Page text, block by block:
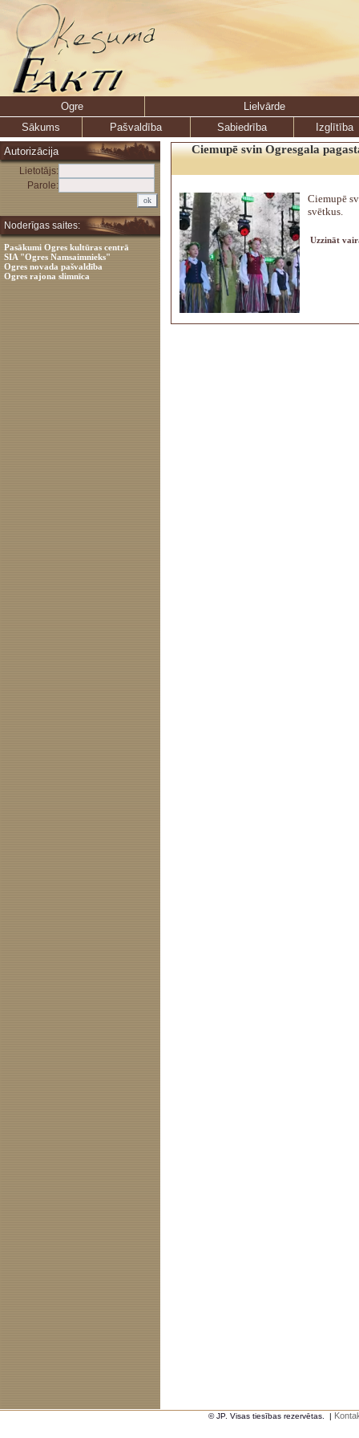
Ogre
Lielvārde
Sākums
Pašvaldība Sabiedrība
Izglītība
Autorizācija
Lietotājs:
Parole:
Noderīgas saites:
Pasākumi Ogres kultūras centrā
SIA "Ogres Namsaimnieks"
Ogres novada pašvaldība
Ogres rajona slimnīca
Ciemupē svin Ogresgala
Ciemupē
svētkus.
Uzzināt
© JP. Visas tiesības rezervētas. |